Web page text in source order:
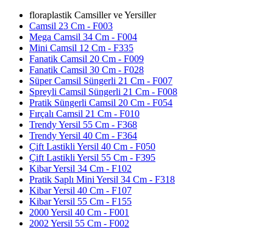
floraplastik Camsiller ve Yersiller
Camsil 23 Cm - F003
Mega Camsil 34 Cm - F004
Mini Camsil 12 Cm - F335
Fanatik Camsil 20 Cm - F009
Fanatik Camsil 30 Cm - F028
Süper Camsil Süngerli 21 Cm - F007
Spreyli Camsil Süngerli 21 Cm - F008
Pratik Süngerli Camsil 20 Cm - F054
Fırçalı Camsil 21 Cm - F010
Trendy Yersil 55 Cm - F368
Trendy Yersil 40 Cm - F364
Çift Lastikli Yersil 40 Cm - F050
Çift Lastikli Yersil 55 Cm - F395
Kibar Yersil 34 Cm - F102
Pratik Saplı Mini Yersil 34 Cm - F318
Kibar Yersil 40 Cm - F107
Kibar Yersil 55 Cm - F155
2000 Yersil 40 Cm - F001
2002 Yersil 55 Cm - F002